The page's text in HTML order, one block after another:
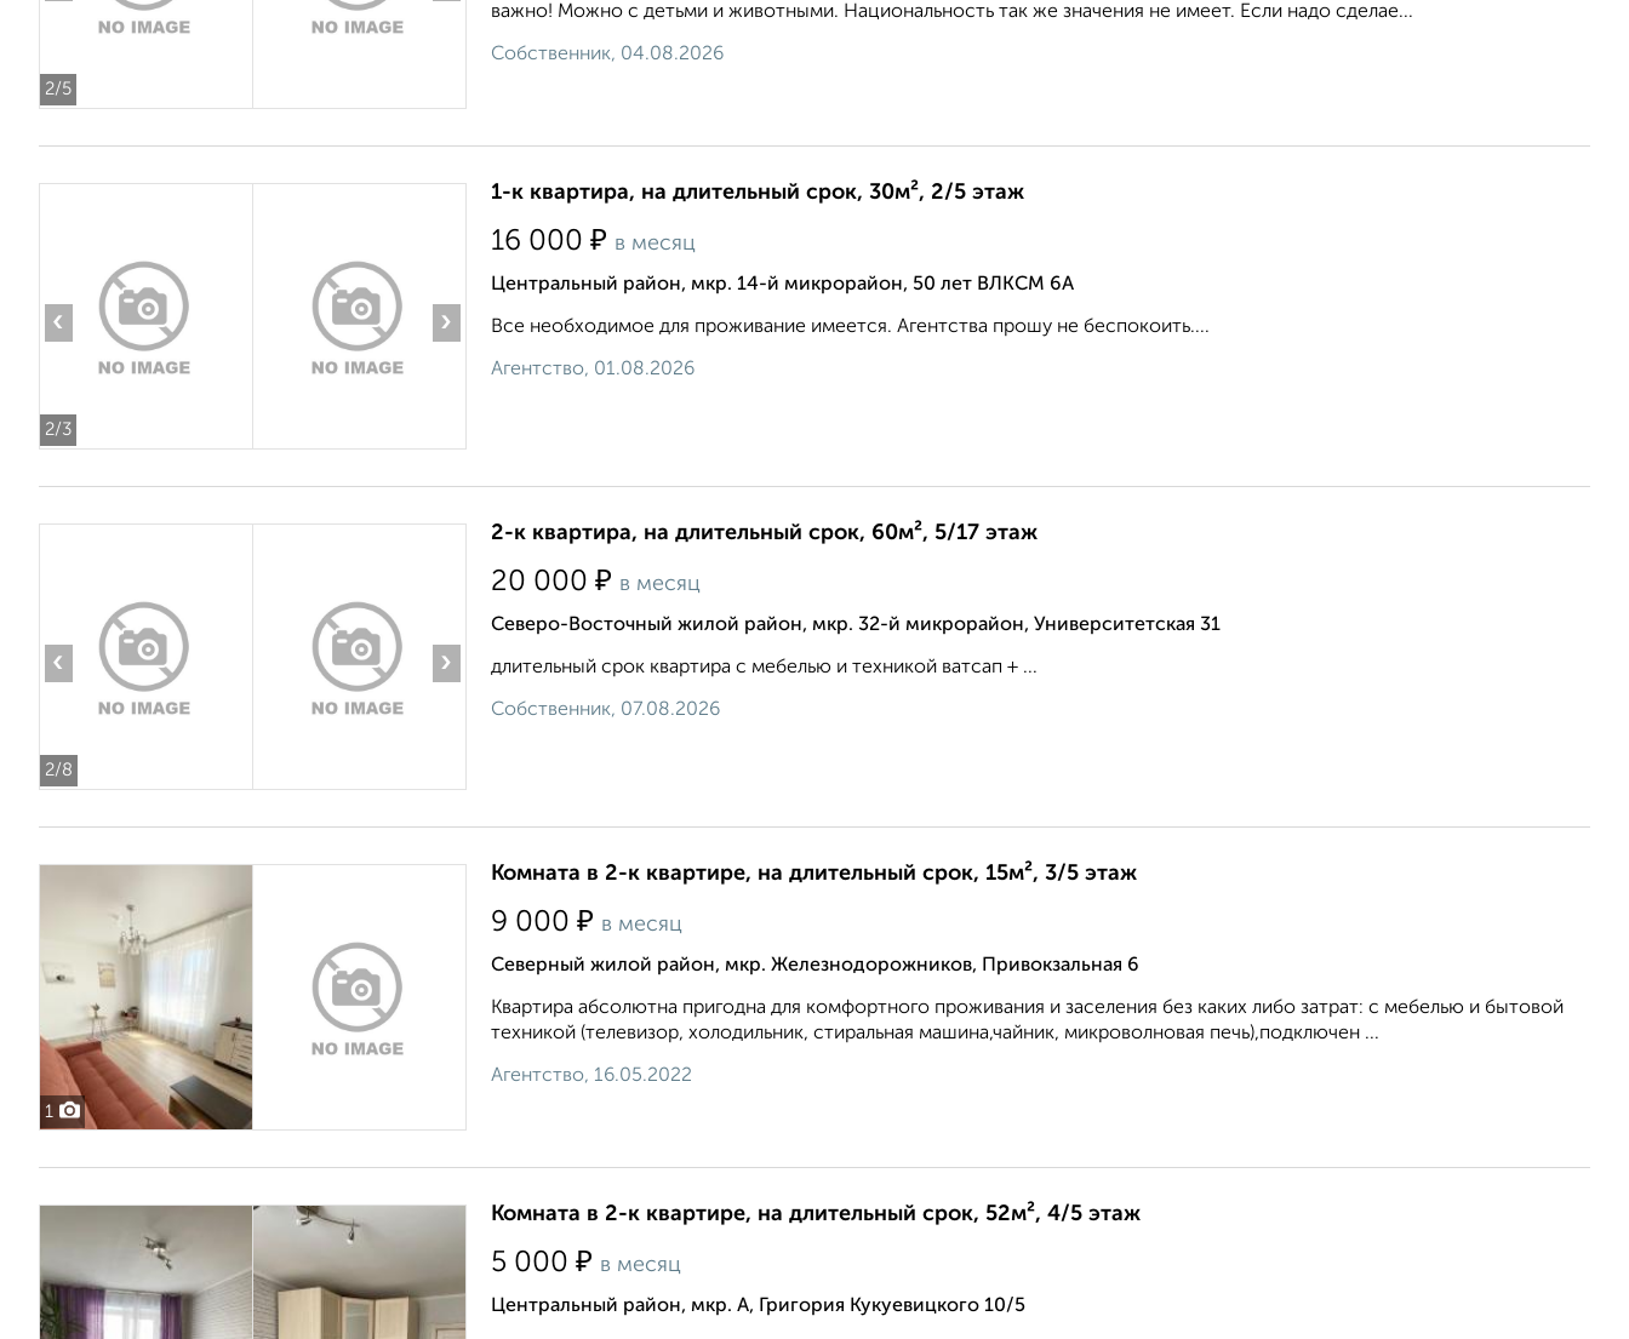
2/5
важно! Можно с детьми и животными. Национальность так же значения не имеет. Если надо сделае...
Собственник, 04.08.2026
2/3
‹ ›
1-к квартира, на длительный срок, 30м², 2/5 этаж
16 000 ₽ в месяц
Центральный район, мкр. 14-й микрорайон, 50 лет ВЛКСМ 6А
Все необходимое для проживание имеется. Агентства прошу не беспокоить....
Агентство, 01.08.2026
2/8
‹ ›
2-к квартира, на длительный срок, 60м², 5/17 этаж
20 000 ₽ в месяц
Северо-Восточный жилой район, мкр. 32-й микрорайон, Университетская 31
длительный срок квартира с мебелью и техникой ватсап + ...
Собственник, 07.08.2026
1
Комната в 2-к квартире, на длительный срок, 15м², 3/5 этаж
9 000 ₽ в месяц
Северный жилой район, мкр. Железнодорожников, Привокзальная 6
Квартира абсолютна пригодна для комфортного проживания и заселения без каких либо затрат: с мебелью и бытовой
техникой (телевизор, холодильник, стиральная машина,чайник, микроволновая печь),подключен ...
Агентство, 16.05.2022
Комната в 2-к квартире, на длительный срок, 52м², 4/5 этаж
5 000 ₽ в месяц
Центральный район, мкр. А, Григория Кукуевицкого 10/5